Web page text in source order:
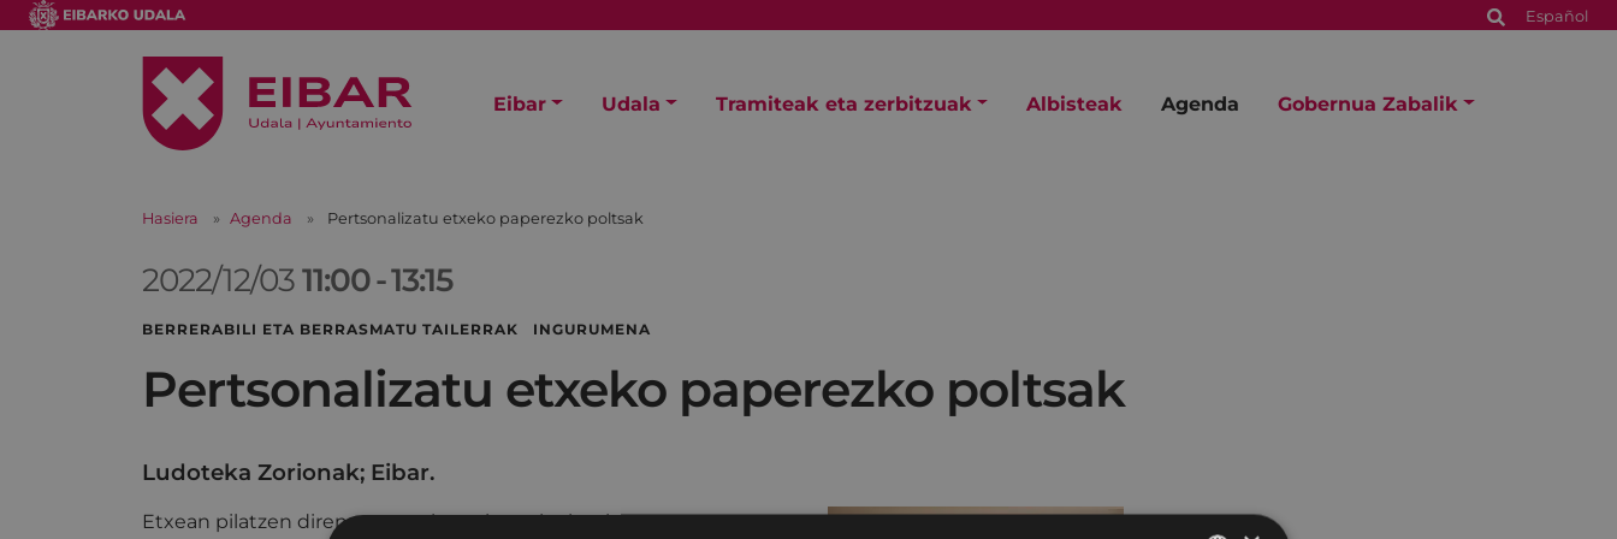
Español
Eibar Udala Tramiteak eta zerbitzuak Albisteak Agenda Gobernua Zabalik
Hasiera Agenda Pertsonalizatu etxeko paperezko poltsak
2022/12/0311:00-13:15
BERRERABILI ETA BERRASMATU TAILERRAK INGURUMENA
Pertsonalizatu etxeko paperezko poltsak
Ludoteka Zorionak; Eibar.
Etxean pilatzen diren paperezko poltsetako bat hartu eta,